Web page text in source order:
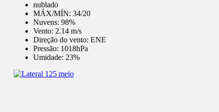
nublado
MÁX/MÍN: 34/20
Nuvens: 98%
Vento: 2.14 m/s
Direção do vento: ENE
Pressão: 1018hPa
Umidade: 23%